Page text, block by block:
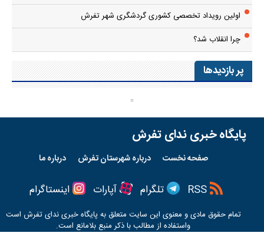
اولین رویداد تخصصی کشوری گردشگری شهر تفرش
چرا انقلاب شد؟
پر بازدیدها
پایگاه خبری ندای تفرش
صفحه نخست درباره شهرستان تفرش درباره ما
تلگرام آپارات اینستاگرام
تمام حقوق مادی و معنوی این سایت متعلق به پایگاه خبریندای تفرش است
واستفاده از مطالب با ذکر منبع بلامانع است.